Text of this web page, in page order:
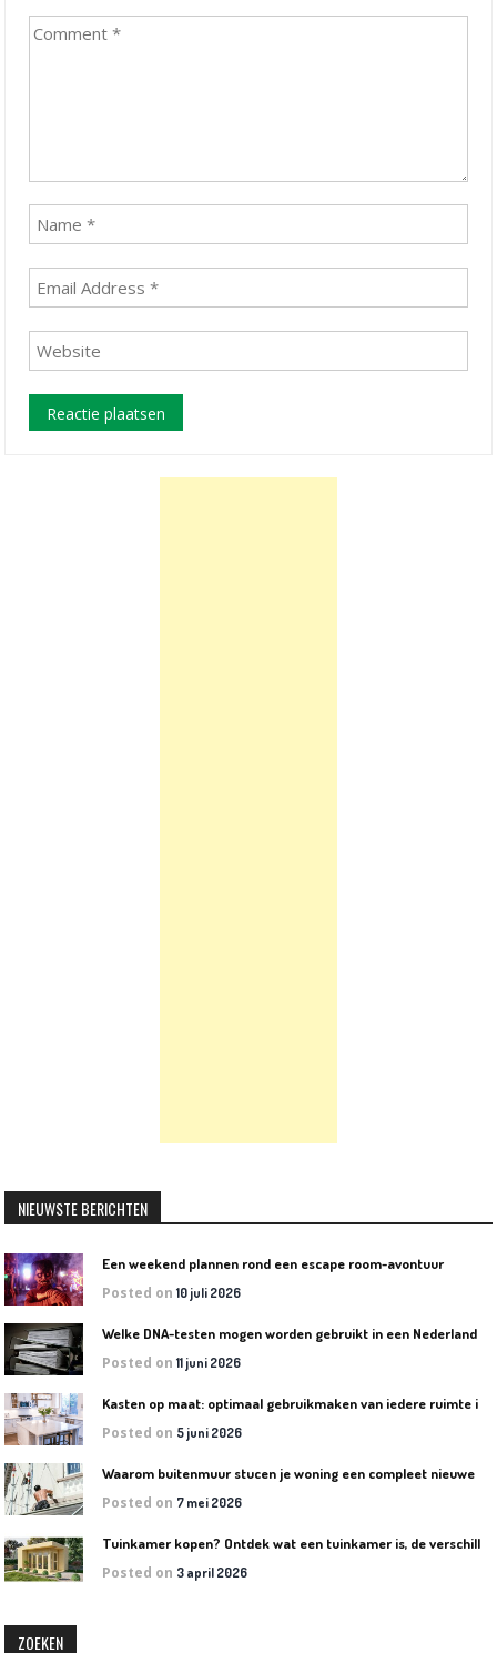
NIEUWSTE BERICHTEN
Een weekend plannen rond een escape room-avontuur
Posted on10 juli 2026
Posted on11 juni 2026
Posted on 5 juni 2026
Posted on 7 mei 2026
Posted on 3 april 2026
ZOEKEN